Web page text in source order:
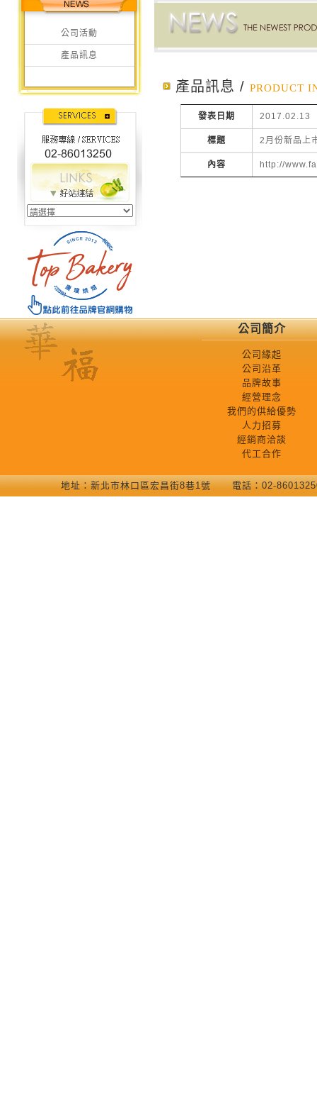
公司活動
產品訊息
產品訊息 / PRODUCT
發表日期 2017.02.13
標題 2月份新品上
內容 http://
公司簡介
公司緣起
公司沿革
品牌故事
經營理念
我們的供給優勢
人力招募
經銷商洽談
代工合作
地址：新北巿林口區宏昌街8巷1號 電話：02-